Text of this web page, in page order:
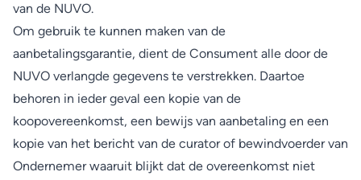
van de NUVO.
Om gebruik te kunnen maken van de
aanbetalingsgarantie, dient de Consument alle door de
NUVO verlangde gegevens te verstrekken. Daartoe
behoren in ieder geval een kopie van de
koopovereenkomst, een bewijs van aanbetaling en een
kopie van het bericht van de curator of bewindvoerder van
Ondernemer waaruit blijkt dat de overeenkomst niet